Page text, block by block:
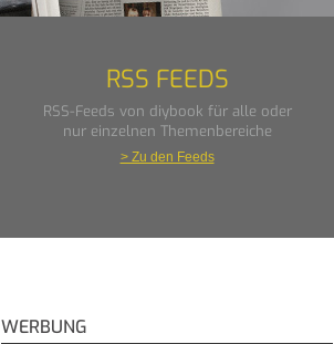
RSS FEEDS
RSS-Feeds von diybook für alle oder
nur einzelnen Themenbereiche
> Zu den Feeds
WERBUNG